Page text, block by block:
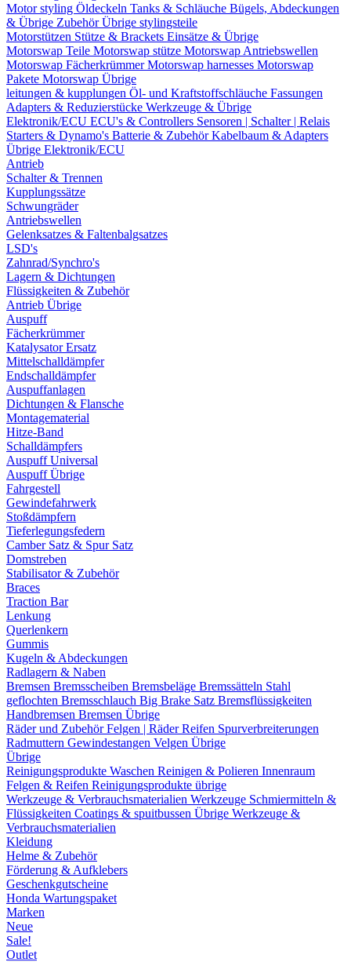
Motor styling Öldeckeln Tanks & Schläuche Bügels, Abdeckungen
& Übrige ZubehörÜbrige stylingsteile
Motorstützen Stütze & Brackets Einsätze & Übrige
Motorswap Teile Motorswap stütze Motorswap Antriebswellen
Motorswap FächerkrümmerMotorswap harnesses Motorswap
Pakete Motorswap Übrige
leitungen & kupplungen Öl- und Kraftstoffschläuche Fassungen
Adapters & Reduzierstücke Werkzeuge & Übrige
Elektronik/ECU ECU's & Controllers Sensoren | Schalter | Relais
Starters & Dynamo's Batterie & ZubehörKabelbaum & Adapters
Übrige Elektronik/ECU
Antrieb
Schalter & Trennen
Kupplungssätze
Schwungräder
Antriebswellen
Gelenksatzes & Faltenbalgsatzes
LSD's
Zahnrad/Synchro's
Lagern & Dichtungen
Flüssigkeiten & Zubehör
Antrieb Übrige
Auspuff
Fächerkrümmer
Katalysator Ersatz
Mittelschalldämpfer
Endschalldämpfer
Auspuffanlagen
Dichtungen & Flansche
Montagematerial
Hitze-Band
Schalldämpfers
Auspuff Universal
Auspuff Übrige
Fahrgestell
Gewindefahrwerk
Stoßdämpfern
Tieferlegungsfedern
Camber Satz & Spur Satz
Domstreben
Stabilisator & Zubehör
Braces
Traction Bar
Lenkung
Querlenkern
Gummis
Kugeln & Abdeckungen
Radlagern & Naben
Bremsen Bremsscheiben Bremsbeläge Bremssätteln Stahl
geflochten Bremsschlauch Big Brake Satz Bremsflüssigkeiten
Handbremsen Bremsen Übrige
Räder und ZubehörFelgen | RäderReifen Spurverbreiterungen
Radmuttern Gewindestangen Velgen Übrige
Übrige
Reinigungsprodukte Waschen Reinigen & Polieren Innenraum
Felgen & Reifen Reinigungsprodukte übrige
Werkzeuge & Verbrauchsmaterialien Werkzeuge Schmiermitteln &
Flüssigkeiten Coatings & spuitbussen Übrige Werkzeuge &
Verbrauchsmaterialien
Kleidung
Helme & Zubehör
Förderung & Aufklebers
Geschenkgutscheine
Honda Wartungspaket
Marken
Neue
Sale!
Outlet